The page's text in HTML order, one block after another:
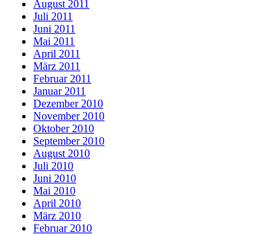
August 2011
Juli 2011
Juni 2011
Mai 2011
April 2011
März 2011
Februar 2011
Januar 2011
Dezember 2010
November 2010
Oktober 2010
September 2010
August 2010
Juli 2010
Juni 2010
Mai 2010
April 2010
März 2010
Februar 2010